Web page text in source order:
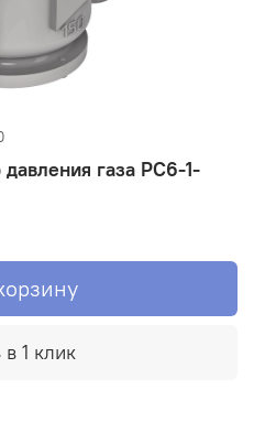
давления газа РС6-1-
в 1 клик